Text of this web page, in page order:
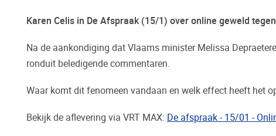
Karen Celis in De Afspraak (15/1) over online geweld
Na de aankondiging dat Vlaams minister Melissa
ronduit beledigende commentaren.
Waar komt dit fenomeen vandaan en welk effect heeft het
Bekijk de aflevering via VRT MAX: De afspraak - 15/01 -